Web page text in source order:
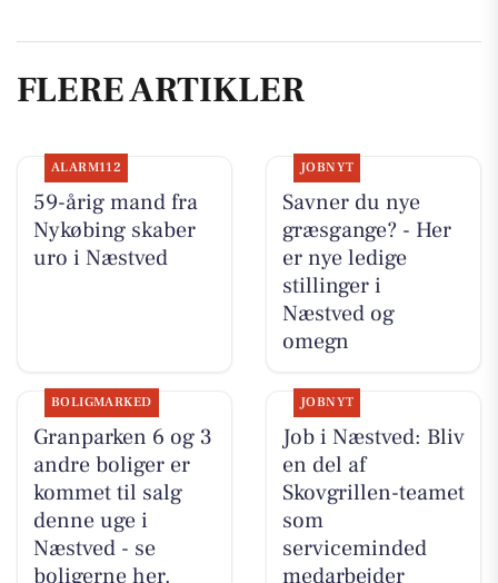
FLERE ARTIKLER
ALARM112
59-årig mand fra
Nykøbing skaber
uro i Næstved
JOBNYT
Savner du nye
græsgange? - Her
er nye ledige
stillinger i
Næstved og
omegn
BOLIGMARKED
Granparken 6 og 3
andre boliger er
kommet til salg
denne uge i
Næstved - se
boligerne her.
JOBNYT
Job i Næstved: Bliv
en del af
Skovgrillen-teamet
som
serviceminded
medarbejder